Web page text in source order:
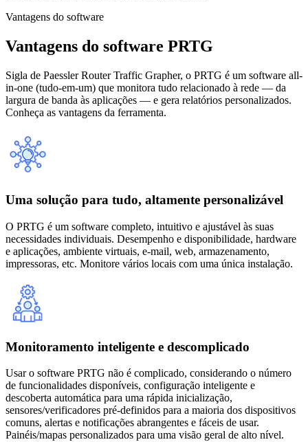
Vantagens do software
Vantagens do software PRTG
Sigla de Paessler Router Traffic Grapher, o PRTG é um software all-
in-one (tudo-em-um) que monitora tudo relacionado à rede — da
largura de banda às aplicações — e gera relatórios personalizados.
Conheça as vantagens da ferramenta.
Uma solução para tudo, altamente personalizável
O PRTG é um software completo, intuitivo e ajustável às suas
necessidades individuais. Desempenho e disponibilidade, hardware
e aplicações, ambiente virtuais, e-mail, web, armazenamento,
impressoras, etc. Monitore vários locais com uma única instalação.
Monitoramento inteligente e descomplicado
Usar o software PRTG não é complicado, considerando o número
de funcionalidades disponíveis, configuração inteligente e
descoberta automática para uma rápida inicialização,
sensores/verificadores pré-definidos para a maioria dos dispositivos
comuns, alertas e notificações abrangentes e fáceis de usar.
Painéis/mapas personalizados para uma visão geral de alto nível.